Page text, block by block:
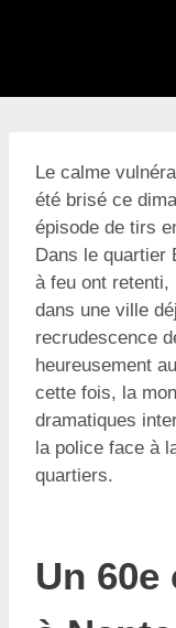
Le calme
été brisé ce
épisode de tirs
Dans le quartier
à feu ont retenti,
dans une ville
recrudescence
heureusement
cette fois, la
dramatiques
la police face à
quartiers.
Un